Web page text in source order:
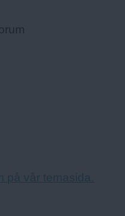
på vår temasida.